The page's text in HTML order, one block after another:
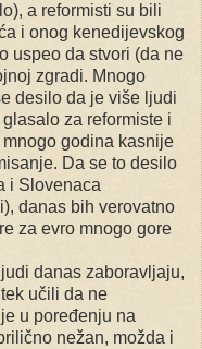
a reformisti su bili
i onog kenedijevskog
uspeo da stvori (da ne
zgradi. Mnogo
desilo da je više ljudi
za reformiste i
godina kasnije
Da se to desilo
i Slovenaca
danas bih verovatno
za evro mnogo gore
danas zaboravljaju,
učili da ne
u poređenju na
nežan, možda i